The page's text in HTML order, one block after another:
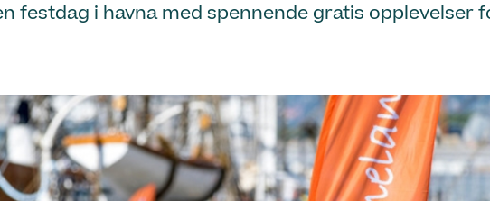
festdag i havna med spennende gratis